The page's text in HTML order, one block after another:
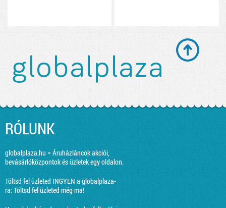
RÓLUNK
globalplaza.hu = Áruházláncok akciói,
bevásárlóközpontok és üzletek egy oldalon.
Töltsd fel üzleted INGYEN a globalplaza-
ra:Töltsd fel üzleted még ma!